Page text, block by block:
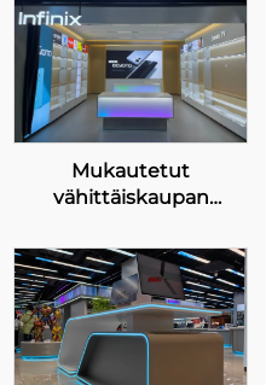
Mukautetut
vähittäiskaupan
verkkokaupoille